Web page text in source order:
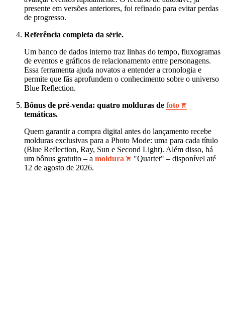
presente em versões anteriores, foi refinado para evitar perdas
de progresso.
Referência completa da série.
Um banco de dados interno traz linhas do tempo, fluxogramas
de eventos e gráficos de relacionamento entre personagens.
Essa ferramenta ajuda novatos a entender a cronologia e
permite que fãs aprofundem o conhecimento sobre o universo
Blue Reflection.
Bônus de pré‑venda: quatro molduras de foto
temáticas.
Quem garantir a compra digital antes do lançamento recebe
molduras exclusivas para a Photo Mode: uma para cada título
(Blue Reflection, Ray, Sun e Second Light). Além disso, há
um bônus gratuito – a moldura
"Quartet" – disponível até
12 de agosto de 2026.